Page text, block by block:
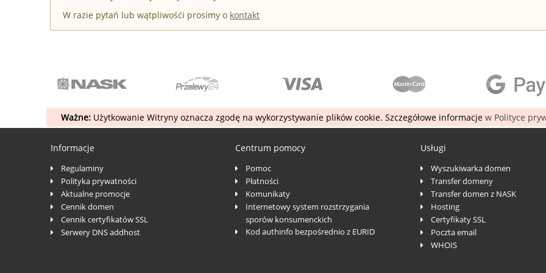
W razie pytań lub wątpliwośći prosimy o kontakt
Ważne:Użytkowanie Witryny oznacza zgodę na wykorzystywanie plików cookie. Szczegółowe informacje w Polityce
Informacje
Regulaminy
Polityka prywatności
Aktualne promocje
Cennik domen
Cennik certyfikatów SSL
Serwery DNS addhost
Centrum pomocy
Pomoc
Płatności
Komunikaty
Internetowy system rozstrzygania
sporów konsumenckich
Kod authinfo bezpośrednio z EURID
Usługi
Wyszukiwarka domen
Transfer domeny
Transfer domen z NASK
Hosting
Certyfikaty SSL
Poczta email
WHOIS